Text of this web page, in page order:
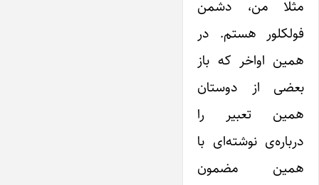
مثلا من، دشمن
فولکلور هستم. در
همین اواخر که باز
بعضی از دوستان
همین تعبیر را
درباره‌ی نوشته‌ای با
همین مضمون